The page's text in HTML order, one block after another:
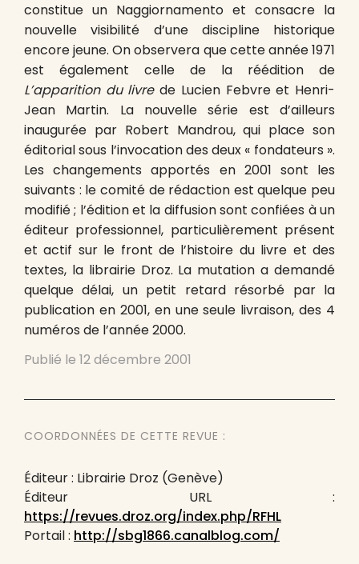
constitue un Naggiornamento et consacre la
nouvelle visibilité d’une discipline historique
encore jeune. On observera que cette année 1971
est également celle de la réédition de
L’apparition du livrede Lucien Febvre et Henri-
Jean Martin. La nouvelle série est d’ailleurs
inaugurée par Robert Mandrou, qui place son
éditorial sous l’invocation des deux « fondateurs ».
Les changements apportés en 2001 sont les
suivants : le comité de rédaction est quelque peu
modifié ; l’édition et la diffusion sont confiées à un
éditeur professionnel, particulièrement présent
et actif sur le front de l’histoire du livre et des
textes, la librairie Droz. La mutation a demandé
quelque délai, un petit retard résorbé par la
publication en 2001, en une seule livraison, des 4
numéros de l’année 2000.
Publié le 12 décembre 2001
COORDONNÉES DE CETTE REVUE :
Éditeur : Librairie Droz (Genève)
Éditeur URL :
https://revues.droz.org/index.php/RFHL
Portail : http://sbg1866.canalblog.com/